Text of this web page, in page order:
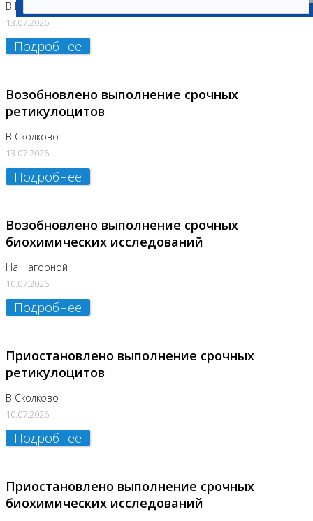
В Бутово
13.07.2026
Подробнее
Возобновлено выполнение срочных
ретикулоцитов
В Сколково
13.07.2026
Подробнее
Возобновлено выполнение срочных
биохимических исследований
На Нагорной
10.07.2026
Подробнее
Приостановлено выполнение срочных
ретикулоцитов
В Сколково
10.07.2026
Подробнее
Приостановлено выполнение срочных
биохимических исследований